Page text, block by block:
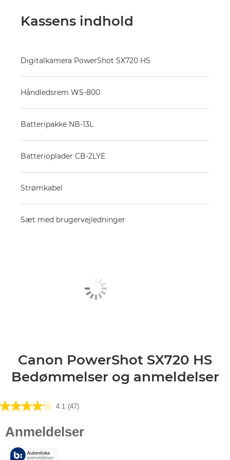
Kassens indhold
Digitalkamera PowerShot SX720 HS
Håndledsrem WS-800
Batteripakke NB-13L
Batterioplader CB-2LYE
Strømkabel
Sæt med brugervejledninger
Canon PowerShot SX720 HS
Bedømmelser og anmeldelser
4.1 (47)
4.1
af
stjerner.